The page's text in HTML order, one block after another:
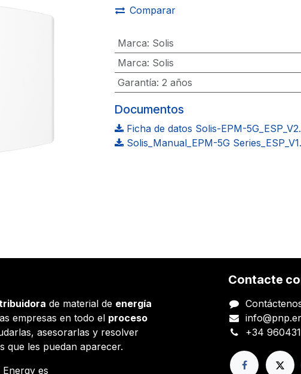
Comparar
Marca: Solis
Marca: Solis
Garantía: 2 años
Documentos
Ficha de datos Solis-EPM-
Solis_Manual_EPM-5G
de material de energía
empresas en todo el proceso
asesorarlas y resolver
que les puedan aparecer.
es
Contacte
+34